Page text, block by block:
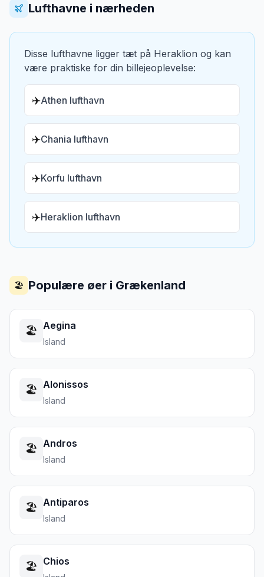
Lufthavne i nærheden
Disse lufthavne ligger tæt på Heraklion og kan
være praktiske for din billejeoplevelse:
✈️Athen lufthavn
✈️Chania lufthavn
✈️Korfu lufthavn
✈️Heraklion lufthavn
🏖️ Populære øer i Grækenland
🏖️ Aegina
Island
🏖️ Alonissos
Island
🏖️ Andros
Island
🏖️ Antiparos
Island
🏖️ Chios